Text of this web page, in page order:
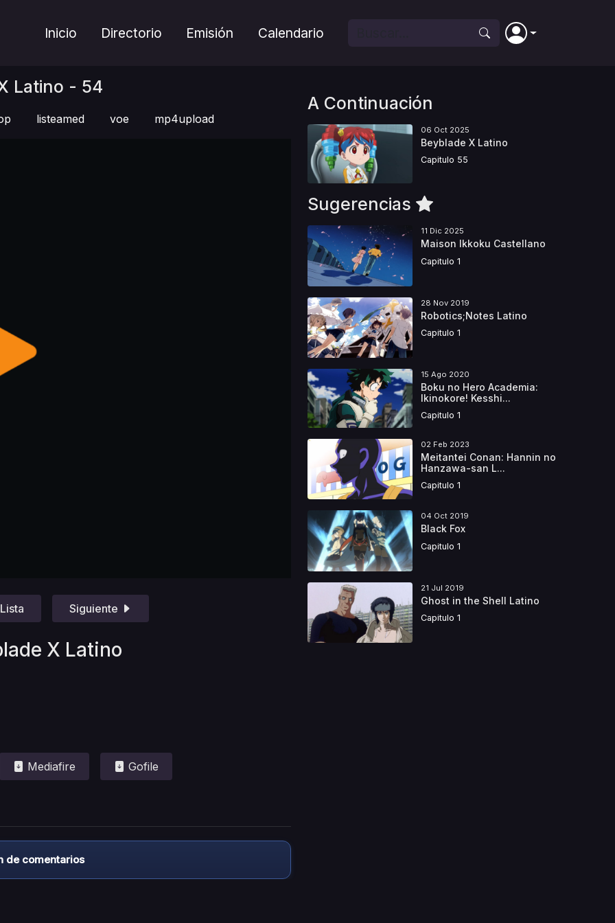
Inicio Directorio Emisión Calendario
Latino - 54
listeamed voe mp4upload
Lista Siguiente
X Latino
Mediafire Gofile
de comentarios
A Continuación
06 Oct 2025
Beyblade X Latino
Capitulo 55
Sugerencias
11 Dic 2025
Maison Ikkoku Castellano
Capitulo 1
28 Nov 2019
Robotics;Notes Latino
Capitulo 1
15 Ago 2020
Boku no Hero Academia:
Ikinokore! Kesshi...
Capitulo 1
02 Feb 2023
Meitantei Conan: Hannin no
Hanzawa-san L...
Capitulo 1
04 Oct 2019
Black Fox
Capitulo 1
21 Jul 2019
Ghost in the Shell Latino
Capitulo 1